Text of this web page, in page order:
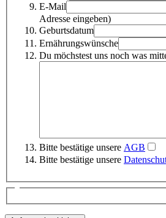
E-Mail
Adresse eingeben)
Geburtsdatum
Ernährungswünsche
Du möchstest uns noch was
Bitte bestätige unsere AGB
Bitte bestätige unsere